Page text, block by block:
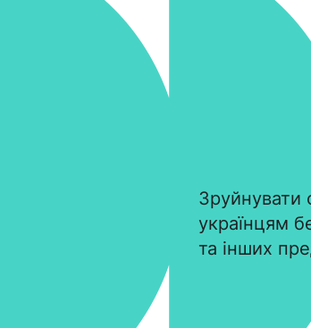
Зруйнувати
українцям
та інших